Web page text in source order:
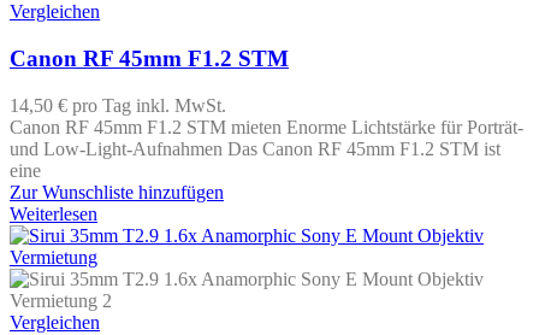
Vergleichen
Canon RF 45mm F1.2 STM
14,50 € pro Tag inkl. MwSt.
Canon RF 45mm F1.2 STM mieten Enorme Lichtstärke für Porträt-
und Low-Light-Aufnahmen Das Canon RF 45mm F1.2 STM ist
eine
Zur Wunschliste hinzufügen
Weiterlesen
Vergleichen